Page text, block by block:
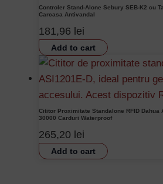
Controler Stand-Alone Sebury SEB-K2 cu
Carcasa Antivandal
181,96 lei
Add to cart
Cititor Proximitate Standalone RFID Dahua
30000 Carduri Waterproof
265,20 lei
Add to cart